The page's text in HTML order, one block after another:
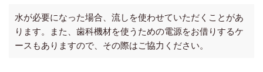
水が必要になった場合、流しを使わせていただくことがあ
ります。また、歯科機材を使うための電源をお借りするケ
ースもありますので、その際はご協力ください。